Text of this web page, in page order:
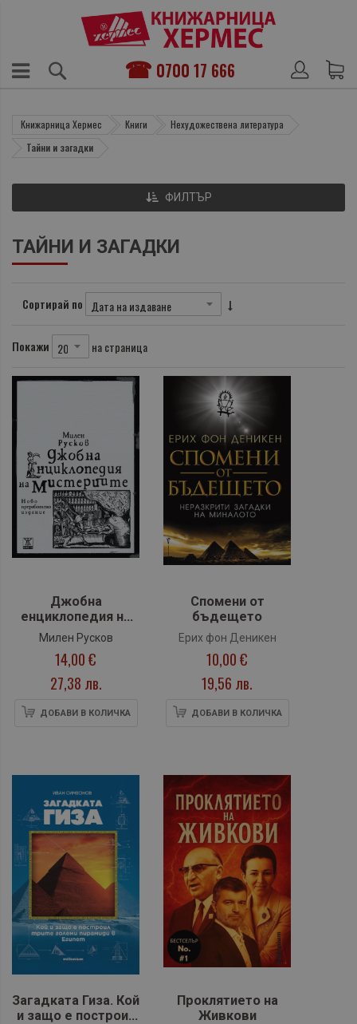
0700 17 666
Книжарница Хермес Книги
Нехудожествена литература
Тайни и загадки
ТАЙНИ И ЗАГАДКИ
Сортирай по
Покажи на страница
Джобна
енциклопедия на
мистериите. Пето
издание.
Милен Русков
14,00 €
27,38 лв.
ДОБАВИ В КОЛИЧКА
Спомени от
бъдещето
Ерих фон Деникен
10,00 €
19,56 лв.
ДОБАВИ В КОЛИЧКА
Загадката Гиза. Кой
и защо е построил
Проклятието на
Живкови
ФИЛТЪР